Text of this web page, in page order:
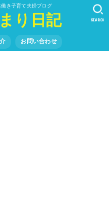
き子育て夫婦ブログ
り日記
お問い合わせ
SEARCH